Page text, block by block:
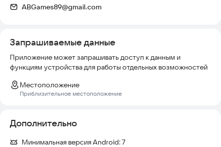
меньшим объемом памяти возможны вылеты из игры! )
ABGames89@gmail.com
Запрашиваемые данные
Приложение может запрашивать доступ к данным и
функциям устройства для работы отдельных возможностей
Местоположение
Приблизительное местоположение
Дополнительно
Минимальная версия Android:7